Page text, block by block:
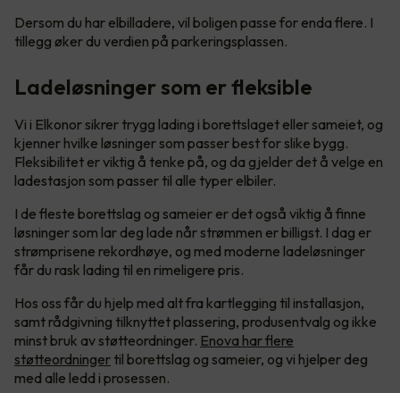
Dersom du har elbilladere, vil boligen passe for enda flere. I
tillegg øker du verdien på parkeringsplassen.
Ladeløsninger som er fleksible
Vi i Elkonor sikrer trygg lading i borettslaget eller sameiet, og
kjenner hvilke løsninger som passer best for slike bygg.
Fleksibilitet er viktig å tenke på, og da gjelder det å velge en
ladestasjon som passer til alle typer elbiler.
I de fleste borettslag og sameier er det også viktig å finne
løsninger som lar deg lade når strømmen er billigst. I dag er
strømprisene rekordhøye, og med moderne ladeløsninger
får du rask lading til en rimeligere pris.
Hos oss får du hjelp med alt fra kartlegging til installasjon,
samt rådgivning tilknyttet plassering, produsentvalg og ikke
minst bruk av støtteordninger. Enova har flere
støtteordninger til borettslag og sameier, og vi hjelper deg
med alle ledd i prosessen.